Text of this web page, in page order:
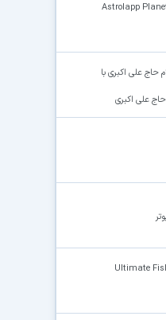
Astrolapp
حاج علی اکبری با
علی اکبری
Ultimate